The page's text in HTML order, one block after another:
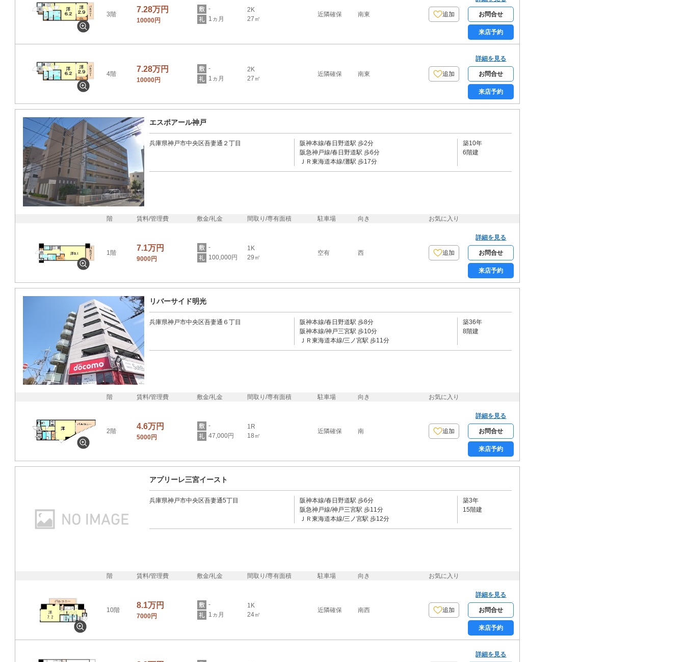
3階
7.28万円
10000円
-
1ヵ月
2K
27㎡
近隣確保 南東 追加 お問合せ
来店予約
4階
7.28万円
10000円
-
1ヵ月
2K
27㎡
近隣確保 南東 追加
詳細を見る
お問合せ
来店予約
エスポアール神戸
兵庫県神戸市中央区吾妻通２丁目
阪神本線/春日野道駅 歩2分
阪急神戸線/春日野道駅 歩6分
ＪＲ東海道本線/灘駅 歩17分
築10年
6階建
階 賃料/管理費 敷金/礼金 間取り/専有面積 駐車場 向き お気に入り
1階
7.1万円
9000円
-
100,000円
1K
29㎡
空有 西 追加
詳細を見る
お問合せ
来店予約
リバーサイド明光
兵庫県神戸市中央区吾妻通６丁目
阪神本線/春日野道駅 歩8分
阪神本線/神戸三宮駅 歩10分
ＪＲ東海道本線/三ノ宮駅 歩11分
築36年
8階建
階 賃料/管理費 敷金/礼金 間取り/専有面積 駐車場 向き お気に入り
2階
4.6万円
5000円
-
47,000円
1R
18㎡
近隣確保 南 追加
詳細を見る
お問合せ
来店予約
アプリーレ三宮イースト
兵庫県神戸市中央区吾妻通5丁目
阪神本線/春日野道駅 歩6分
阪急神戸線/神戸三宮駅 歩11分
ＪＲ東海道本線/三ノ宮駅 歩12分
築3年
15階建
階 賃料/管理費 敷金/礼金 間取り/専有面積 駐車場 向き お気に入り
10階
8.1万円
7000円
-
1ヵ月
1K
24㎡
近隣確保 南西 追加
詳細を見る
お問合せ
来店予約
詳細を見る